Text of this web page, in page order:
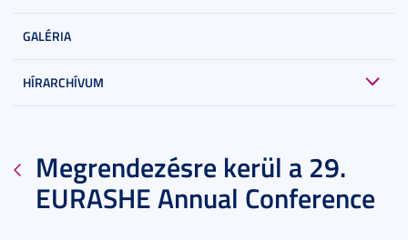
GALÉRIA
HÍRARCHÍVUM
Megrendezésre kerül a 29.
EURASHE Annual Conference